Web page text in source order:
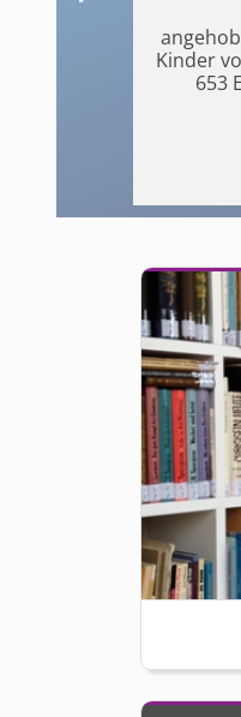
Kinder
653